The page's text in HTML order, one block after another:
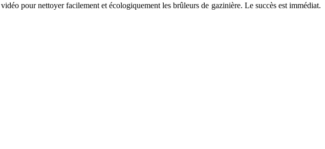
pour nettoyer facilement et écologiquement les brûleurs de gazinière. Le succès est immédiat.